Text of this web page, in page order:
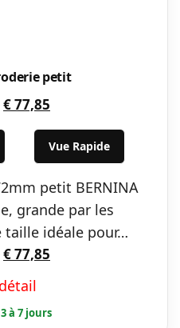
petit
Le
prix
était :
€ 86,50.
€77,85
prix
actuel
est :
€ 77,85.
Vue Rapide
petit BERNINA
grande par les
idéale pour…
Le
initial
était :
€77,85
est :